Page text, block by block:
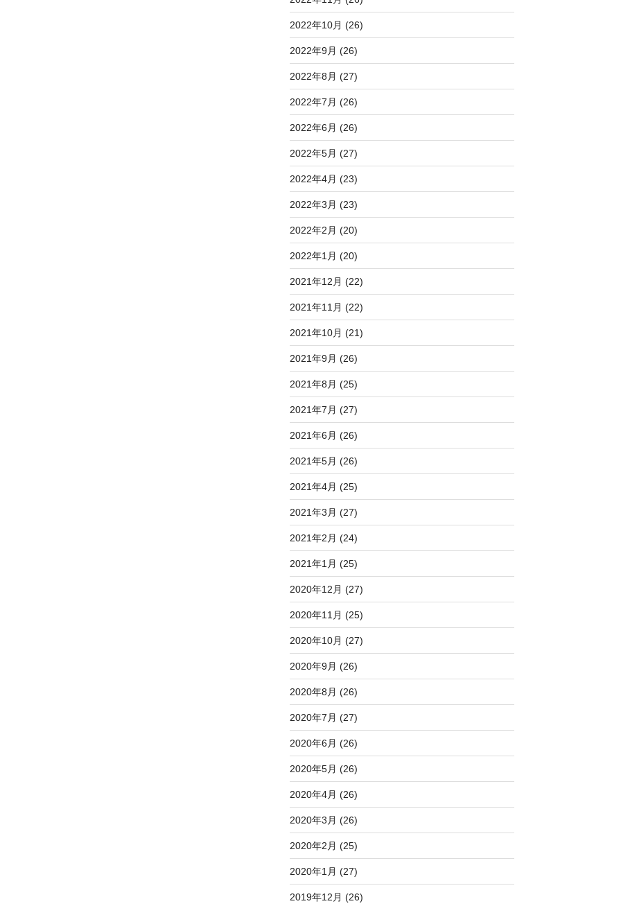
2022年10月 (26)
2022年9月 (26)
2022年8月 (27)
2022年7月 (26)
2022年6月 (26)
2022年5月 (27)
2022年4月 (23)
2022年3月 (23)
2022年2月 (20)
2022年1月 (20)
2021年12月 (22)
2021年11月 (22)
2021年10月 (21)
2021年9月 (26)
2021年8月 (25)
2021年7月 (27)
2021年6月 (26)
2021年5月 (26)
2021年4月 (25)
2021年3月 (27)
2021年2月 (24)
2021年1月 (25)
2020年12月 (27)
2020年11月 (25)
2020年10月 (27)
2020年9月 (26)
2020年8月 (26)
2020年7月 (27)
2020年6月 (26)
2020年5月 (26)
2020年4月 (26)
2020年3月 (26)
2020年2月 (25)
2020年1月 (27)
2019年12月 (26)